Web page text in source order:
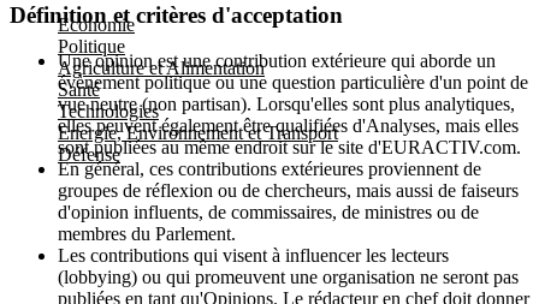
Economie
Politique
Agriculture et Alimentation
Santé
Technologies
Energie, Environnement et Transport
Défense
Définition et critères d'acceptation
Une opinion est une contribution extérieure qui aborde un
évènement politique ou une question particulière d'un point de
vue neutre (non partisan). Lorsqu'elles sont plus analytiques,
elles peuvent également être qualifiées d'Analyses, mais elles
sont publiées au même endroit sur le site d'EURACTIV.com.
En général, ces contributions extérieures proviennent de
groupes de réflexion ou de chercheurs, mais aussi de faiseurs
d'opinion influents, de commissaires, de ministres ou de
membres du Parlement.
Les contributions qui visent à influencer les lecteurs
(lobbying) ou qui promeuvent une organisation ne seront pas
publiées en tant qu'Opinions. Le rédacteur en chef doit donner